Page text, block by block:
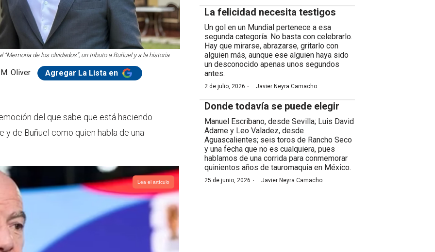
de los olvidados”, un tributo a Buñuel y a la historia
Oliver Agregar La Lista en
del que sabe que está haciendo
y de Buñuel como quien habla de una
Lea el artículo
La felicidad necesita testigos
Un gol en un Mundial pertenece a esa
segunda categoría. No basta con celebrarlo.
Hay que mirarse, abrazarse, gritarlo con
alguien más, aunque ese alguien haya sido
un desconocido apenas unos segundos
antes.
2 de julio, 2026 · Javier Neyra Camacho
Donde todavía se puede elegir
Manuel Escribano, desde Sevilla; Luis David
Adame y Leo Valadez, desde
Aguascalientes; seis toros de Rancho Seco
y una fecha que no es cualquiera, pues
hablamos de una corrida para conmemorar
quinientos años de tauromaquia en México.
25 de junio, 2026 · Javier Neyra Camacho